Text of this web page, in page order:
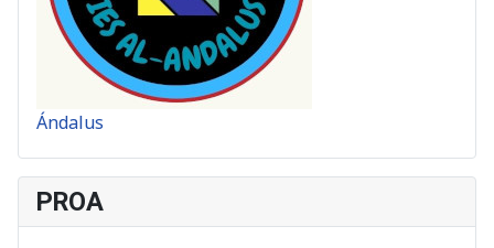
Ándalus
PROA